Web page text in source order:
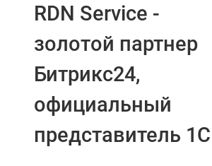
RDN Service -
золотой партнер
Битрикс24,
официальный
представитель 1С